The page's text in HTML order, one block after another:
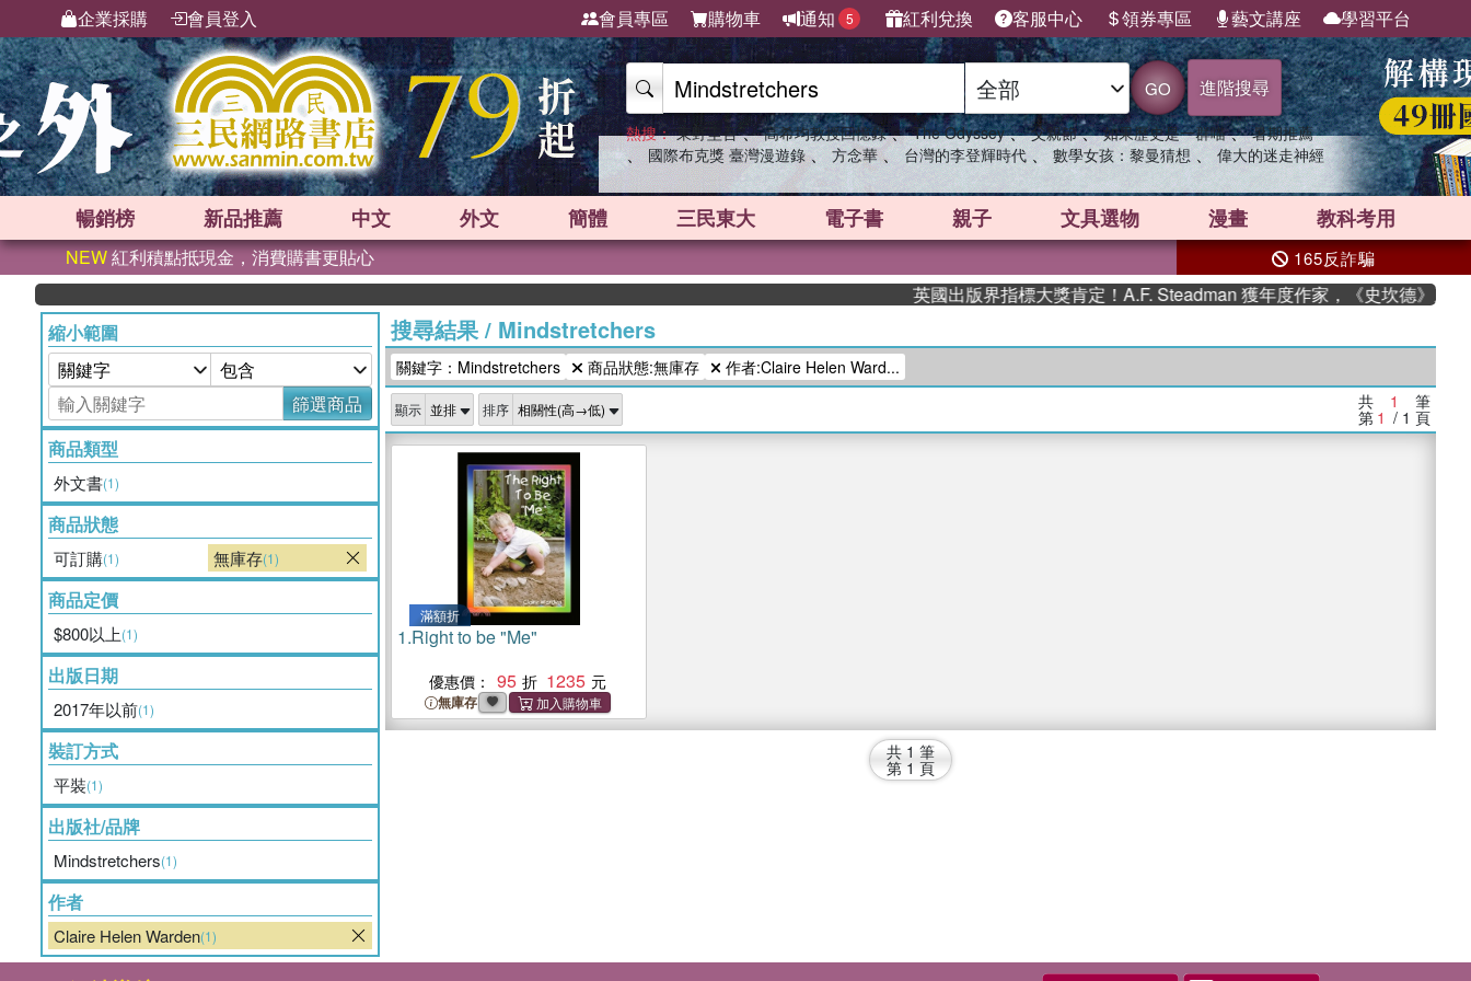
企業採購 會員登入 會員專區 購物車 通知 5 紅利兌換 客服中心 領券專區 藝文講座 學習平台
GO 進階搜尋
熱搜： 東野圭吾 、 高希均教授回憶錄 、 The Odyssey 、 父親節 、 如果歷史是一群喵 、 暑期推薦
、 國際布克獎 臺灣漫遊錄 、 方念華 、 台灣的李登輝時代 、 數學女孩：黎曼猜想 、 偉大的迷走神經
暢銷榜 新品推薦 中文 外文 簡體 三民東大 電子書 親子 文具選物 漫畫 教科考用
NEW紅利積點抵現金，消費購書更貼心 165反詐騙
英國出版界指標大獎肯定！A.F. Steadman 獲年度作家，《史坎德》系列帶
縮小範圍
篩選商品
商品類型
外文書(1)
商品狀態
可訂購(1) 無庫存(1)
商品定價
$800以上(1)
出版日期
2017年以前(1)
裝訂方式
平裝(1)
出版社/品牌
Mindstretchers(1)
作者
Claire Helen Warden(1)
搜尋結果/ Mindstretchers
關鍵字：Mindstretchers 商品狀態:無庫存 作者:Claire Helen Ward...
顯示 排序 共 1 筆
第 1 / 1 頁
滿額折
1.Right to be "Me"
優惠價： 95 1235
無庫存
共 1 筆
第 1 頁